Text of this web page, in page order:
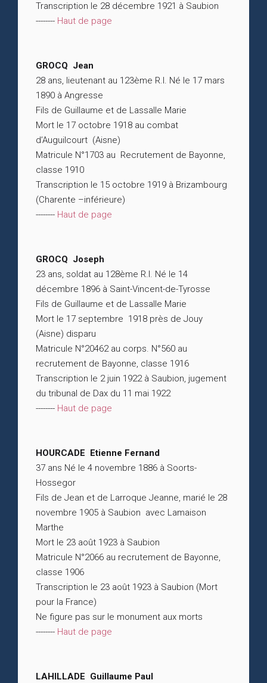
Transcription le 28 décembre 1921 à Saubion
-------- Haut de page
GROCQ Jean
28 ans, lieutenant au 123ème R.I. Né le 17 mars
1890 à Angresse
Fils de Guillaume et de Lassalle Marie
Mort le 17 octobre 1918 au combat
d’Auguilcourt (Aisne)
Matricule N°1703 au Recrutement de Bayonne,
classe 1910
Transcription le 15 octobre 1919 à Brizambourg
(Charente –inférieure)
-------- Haut de page
GROCQ Joseph
23 ans, soldat au 128ème R.I. Né le 14
décembre 1896 à Saint-Vincent-de-Tyrosse
Fils de Guillaume et de Lassalle Marie
Mort le 17 septembre 1918 près de Jouy
(Aisne) disparu
Matricule N°20462 au corps. N°560 au
recrutement de Bayonne, classe 1916
Transcription le 2 juin 1922 à Saubion, jugement
du tribunal de Dax du 11 mai 1922
-------- Haut de page
HOURCADE Etienne Fernand
37 ans Né le 4 novembre 1886 à Soorts-
Hossegor
Fils de Jean et de Larroque Jeanne, marié le 28
novembre 1905 à Saubion avec Lamaison
Marthe
Mort le 23 août 1923 à Saubion
Matricule N°2066 au recrutement de Bayonne,
classe 1906
Transcription le 23 août 1923 à Saubion (Mort
pour la France)
Ne figure pas sur le monument aux morts
-------- Haut de page
LAHILLADE Guillaume Paul